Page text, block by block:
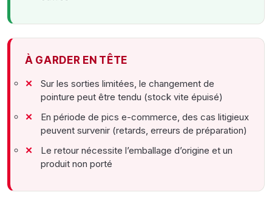
À GARDER EN TÊTE
Sur les sorties limitées, le changement de
pointure peut être tendu (stock vite épuisé)
En période de pics e-commerce, des cas litigieux
peuvent survenir (retards, erreurs de préparation)
Le retour nécessite l’emballage d’origine et un
produit non porté